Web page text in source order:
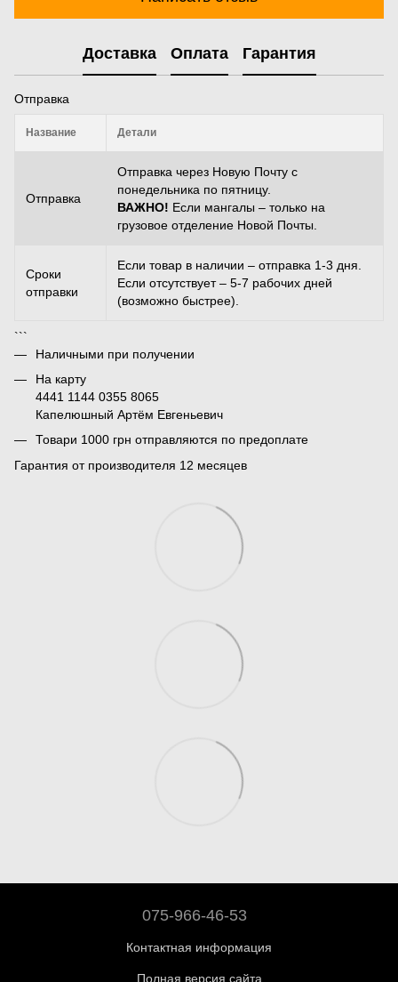
Доставка Оплата Гарантия
Отправка
Название Детали
Отправка
Отправка через Новую Почту с
понедельника по пятницу.
ВАЖНО! Если мангалы – только на
грузовое отделение Новой Почты.
Сроки
отправки
Если товар в наличии – отправка 1-3 дня.
Если отсутствует – 5-7 рабочих дней
(возможно быстрее).
```
Наличными при получении
На карту
4441 1144 0355 8065
Капелюшный Артём Евгеньевич
Товари 1000 грн отправляются по предоплате
Гарантия от производителя 12 месяцев
075-966-46-53
Контактная информация
Полная версия сайта